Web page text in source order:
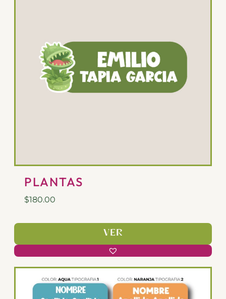
PLANTAS
$180.00
VER